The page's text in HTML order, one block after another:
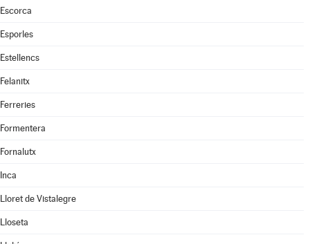
Escorca
Esporles
Estellencs
Felanitx
Ferreries
Formentera
Fornalutx
Inca
Lloret de Vistalegre
Lloseta